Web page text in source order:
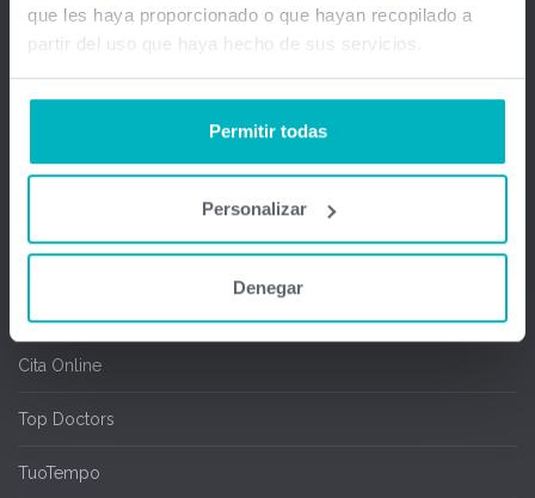
que les haya proporcionado o que hayan recopilado a
partir del uso que haya hecho de sus servicios.
Permitir todas
Personalizar
Denegar
Gestión médica total
Firma Digital y remota
SEOGA
Cita Online
Top Doctors
TuoTempo